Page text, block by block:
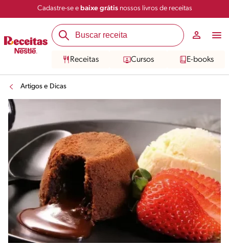
Cadastre-se e baixe grátisnossos livros de receitas
Receitas Cursos E-books
Artigos e Dicas